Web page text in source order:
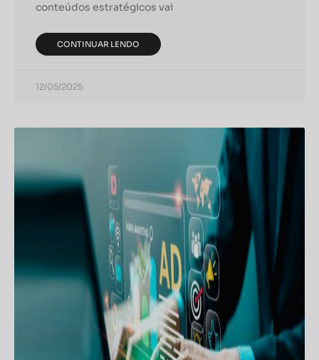
conteúdos estratégicos vai
CONTINUAR LENDO
12/05/2025
MARKETING DIGITAL
Estratégias de tráfego para